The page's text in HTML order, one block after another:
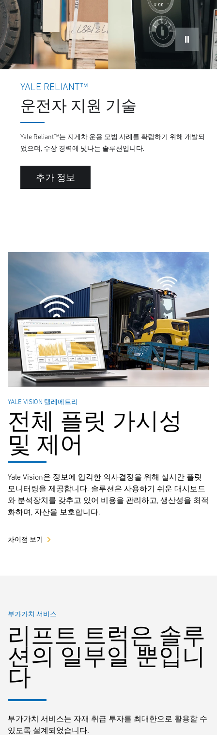
YALE RELIANT™
운전자 지원 기술
Yale Reliant™는 지게차 운용 모범 사례를 확립하기 위해 개발되
었으며, 수상 경력에 빛나는 솔루션입니다.
추가 정보
YALE VISION 텔레메트리
전체 플릿 가시성
및 제어
Yale Vision은 정보에 입각한 의사결정을 위해 실시간 플릿
모니터링을 제공합니다. 솔루션은 사용하기 쉬운 대시보드
와 분석장치를 갖추고 있어 비용을 관리하고, 생산성을 최적
화하며, 자산을 보호합니다.
차이점 보기
부가가치 서비스
리프트 트럭은 솔루
션의 일부일 뿐입니
다
부가가치 서비스는 자재 취급 투자를 최대한으로 활용할 수
있도록 설계되었습니다.